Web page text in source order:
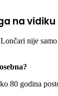
na vidiku
nije
80 godina